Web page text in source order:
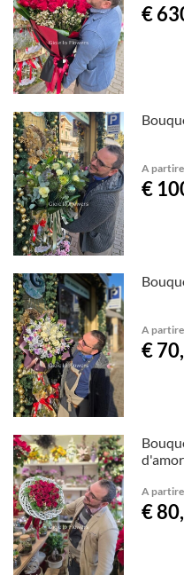
€
A
€
A
€
A
€